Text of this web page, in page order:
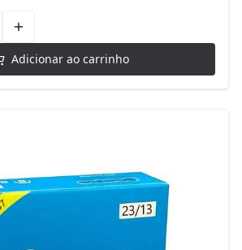
Adicionar ao carrinho